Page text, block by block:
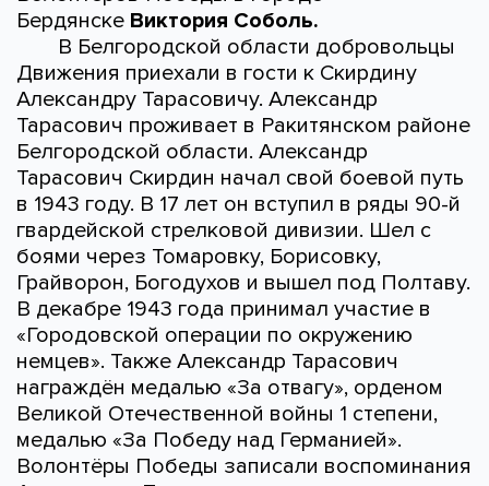
Бердянске Виктория Соболь.
В Белгородской области добровольцы
Движения приехали в гости к Скирдину
Александру Тарасовичу. Александр
Тарасович проживает в Ракитянском районе
Белгородской области. Александр
Тарасович Скирдин начал свой боевой путь
в 1943 году. В 17 лет он вступил в ряды 90-й
гвардейской стрелковой дивизии. Шел с
боями через Томаровку, Борисовку,
Грайворон, Богодухов и вышел под Полтаву.
В декабре 1943 года принимал участие в
«Городовской операции по окружению
немцев». Также Александр Тарасович
награждён медалью «За отвагу», орденом
Великой Отечественной войны 1 степени,
медалью «За Победу над Германией».
Волонтёры Победы записали воспоминания